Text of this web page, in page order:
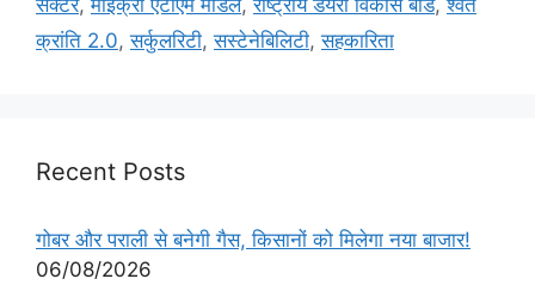
क्रांति 2.0,सर्कुलरिटी,सस्टेनेबिलिटी,सहकारिता
Recent Posts
गोबर और पराली से बनेगी गैस, किसानों को मिलेगा नया बाजार!
06/08/2026